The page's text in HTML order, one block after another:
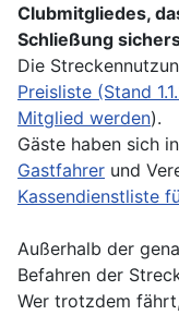
Clubmitgliedes,
Schließung
Die
Preisliste (Stand
Mitglied werden).
Gäste haben sich
Gastfahrer und
Kassendienstliste
Außerhalb der
Befahren der
Wer trotzdem